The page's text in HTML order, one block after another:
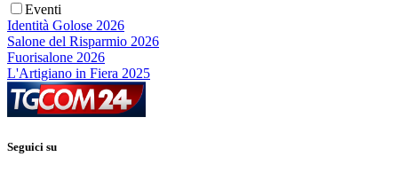
Eventi
Identità Golose 2026
Salone del Risparmio 2026
Fuorisalone 2026
L'Artigiano in Fiera 2025
Seguici su